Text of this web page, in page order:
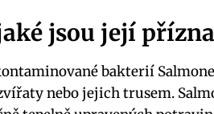
jsou její
bakterií
nebo jejich trusem.